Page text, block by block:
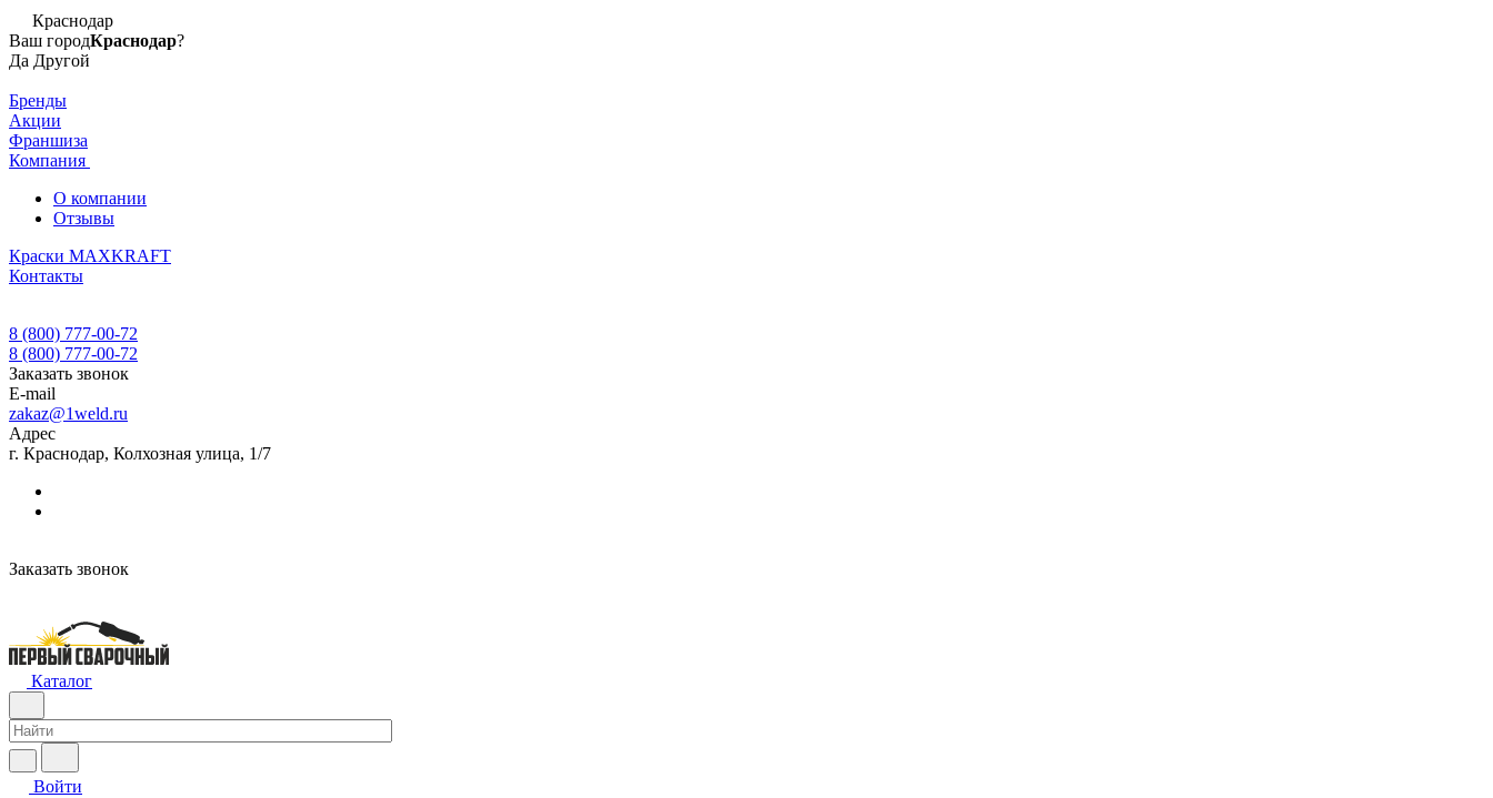
Краснодар
Ваш городКраснодар?
Да Другой
Бренды
Акции
Франшиза
Компания
О компании
Отзывы
Краски MAXKRAFT
Контакты
8 (800) 777-00-72
8 (800) 777-00-72
Заказать звонок
E-mail
zakaz@1weld.ru
Адрес
г. Краснодар, Колхозная улица, 1/7
Заказать звонок
Каталог
Войти